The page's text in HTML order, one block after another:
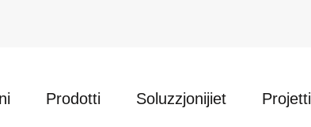
Prodotti Soluzzjonijiet Projetti